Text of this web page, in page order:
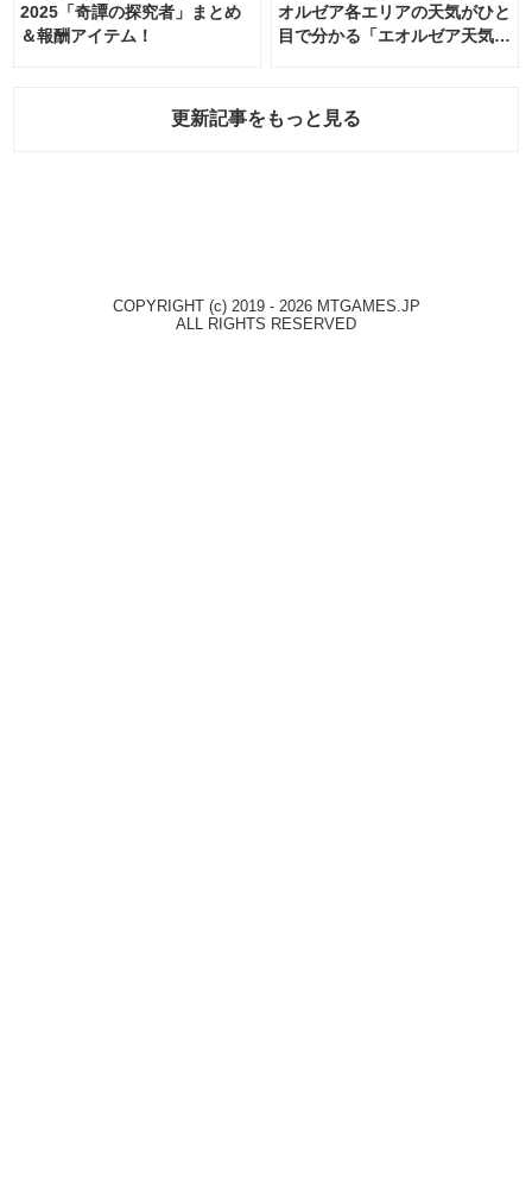
2025「奇譚の探究者」まとめ
＆報酬アイテム！
オルゼア各エリアの天気がひと
目で分かる「エオルゼア天気予
更新記事をもっと見る
COPYRIGHT (c) 2019 - 2026 MTGAMES.JP
ALL RIGHTS RESERVED